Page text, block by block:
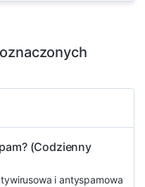
(Codzienny
i antyspamowa